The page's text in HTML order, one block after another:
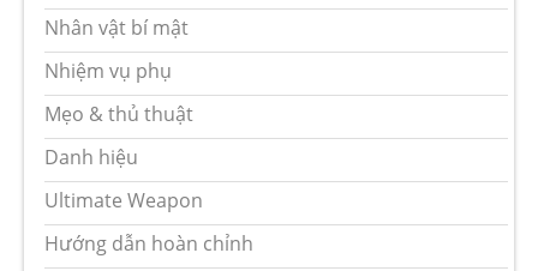
Nhân vật bí mật
Nhiệm vụ phụ
Mẹo & thủ thuật
Danh hiệu
Ultimate Weapon
Hướng dẫn hoàn chỉnh